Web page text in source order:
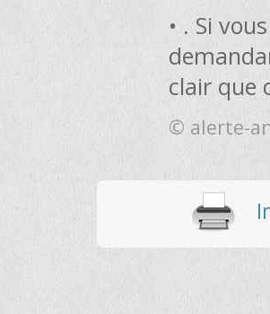
• . Si
clair que
© alerte-